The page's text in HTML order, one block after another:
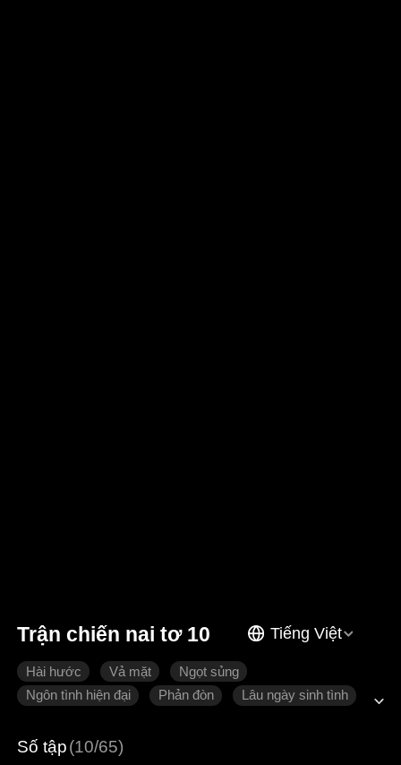
Trận chiến nai tơ 10 Tiếng Việt
Hài hước Vả mặt
Ngọt sủng
Ngôn tình hiện đại
Phản đòn Lâu ngày sinh tình
Số tập(10/65)